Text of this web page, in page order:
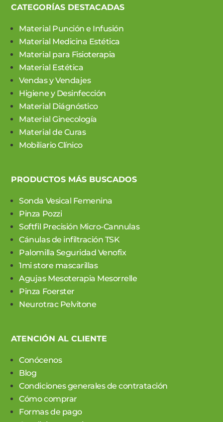
CATEGORÍAS DESTACADAS
Material Punción e Infusión
Material Medicina Estética
Material para Fisioterapia
Material Estética
Vendas y Vendajes
Higiene y Desinfección
Material Diágnóstico
Material Ginecología
Material de Curas
Mobiliario Clínico
PRODUCTOS MÁS BUSCADOS
Sonda Vesical Femenina
Pinza Pozzi
Softfil Precisión Micro-Cannulas
Cánulas de infiltración TSK
Palomilla Seguridad Venofix
1mi store mascarillas
Agujas Mesoterapia Mesorrelle
Pinza Foerster
Neurotrac Pelvitone
ATENCIÓN AL CLIENTE
Conócenos
Blog
Condiciones generales de contratación
Cómo comprar
Formas de pago